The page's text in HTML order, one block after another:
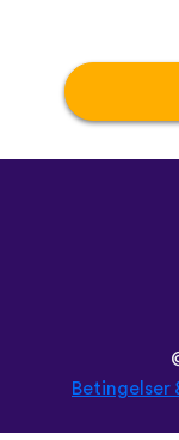
Betingelser